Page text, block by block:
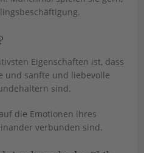
Eigenschaften ist, dass
und sanfte und liebevolle
sind.
die Emotionen ihres
verbunden sind.